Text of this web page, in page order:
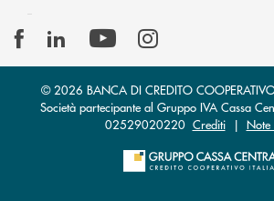
© 2026 BANCA DI CREDITO
Società partecipante al Gruppo IVA Cassa
02529020220 Crediti| Note